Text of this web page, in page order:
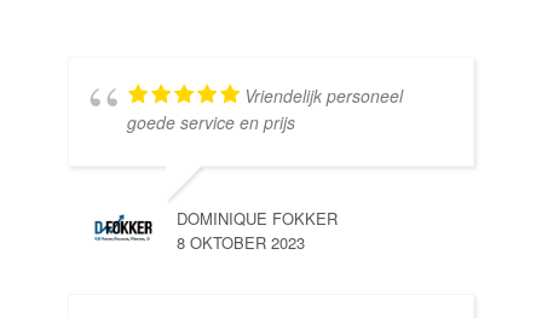
Vriendelijk personeel
goede service en prijs
DOMINIQUE FOKKER
8 OKTOBER 2023